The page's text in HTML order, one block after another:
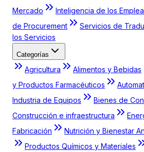
Mercado
Inteligencia de los
de Procurement
Servicios de
los Servicios
Categorías
Agricultura Alimentos y Bebidas
y Productos Farmacéuticos
Industria de Equipos
Bienes de
Construcción e infraestructura
Fabricación
Nutrición y Bienestar
Productos Químicos y Materiales